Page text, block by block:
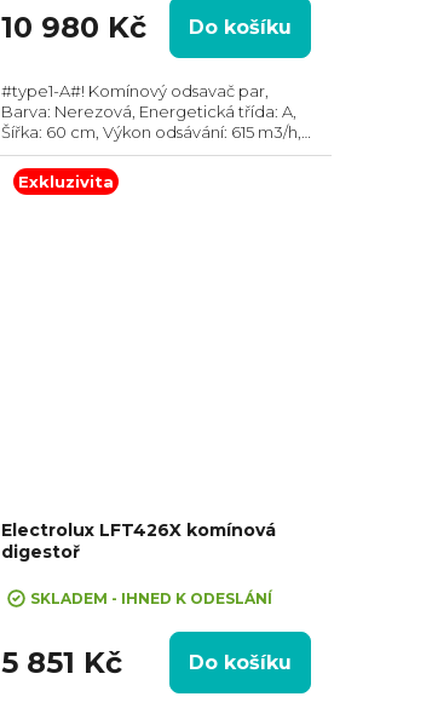
10 980 Kč Do košíku
#type1-A#! Komínový odsavač par,
Barva: Nerezová, Energetická třída: A,
Šířka: 60 cm, Výkon odsávání: 615 m3/h,
Průměr odtahu: 150 mm, Směr odtahu:
Horní, Hob2Hood, Možnost recirkulace i
odtahu ven
Exkluzivita
Electrolux LFT426X komínová
digestoř
SKLADEM - IHNED K ODESLÁNÍ
5 851 Kč Do košíku